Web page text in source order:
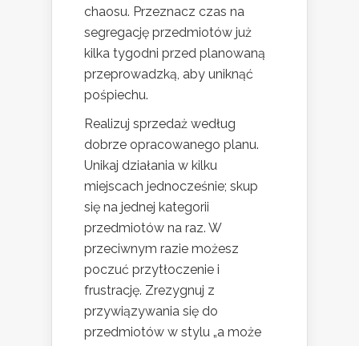
chaosu. Przeznacz czas na
segregację przedmiotów już
kilka tygodni przed planowaną
przeprowadzką, aby uniknąć
pośpiechu.
Realizuj sprzedaż według
dobrze opracowanego planu.
Unikaj działania w kilku
miejscach jednocześnie; skup
się na jednej kategorii
przedmiotów na raz. W
przeciwnym razie możesz
poczuć przytłoczenie i
frustrację. Zrezygnuj z
przywiązywania się do
przedmiotów w stylu „a może